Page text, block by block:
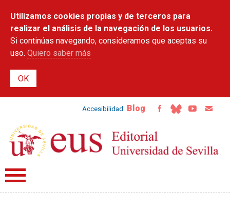
contenido
principal
Utilizamos cookies propias y de terceros para
realizar el análisis de la navegación de los usuarios.
Si continúas navegando, consideramos que aceptas su
uso. Quiero saber más
Accesibilidad Blog